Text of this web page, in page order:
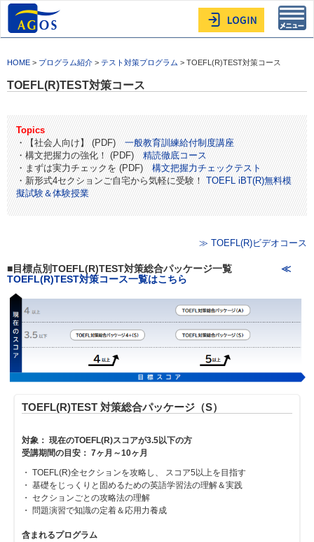
HOME > プログラム紹介 > テスト対策プログラム > TOEFL(R)TEST対策コース
TOEFL(R)TEST対策コース
Topics
・【社会人向け】 (PDF) 一般教育訓練給付制度講座
・構文把握力の強化！ (PDF) 精読徹底コース
・まずは実力チェックを (PDF) 構文把握力チェックテスト
・新形式4セクションご自宅から気軽に受験！ TOEFL iBT(R)無料模
擬試験＆体験授業
≫ TOEFL(R)ビデオコース
■目標点別TOEFL(R)TEST対策総合パッケージ一覧 ≪
TOEFL(R)TEST対策コース一覧はこちら
TOEFL(R)TEST 対策総合パッケージ（S）
対象： 現在のTOEFL(R)スコアが3.5以下の方
受講期間の目安： 7ヶ月～10ヶ月
・ TOEFL(R)全セクションを攻略し、 スコア5以上を目指す
・ 基礎をじっくりと固めるための英語学習法の理解＆実践
・ セクションごとの攻略法の理解
・ 問題演習で知識の定着＆応用力養成
含まれるプログラム